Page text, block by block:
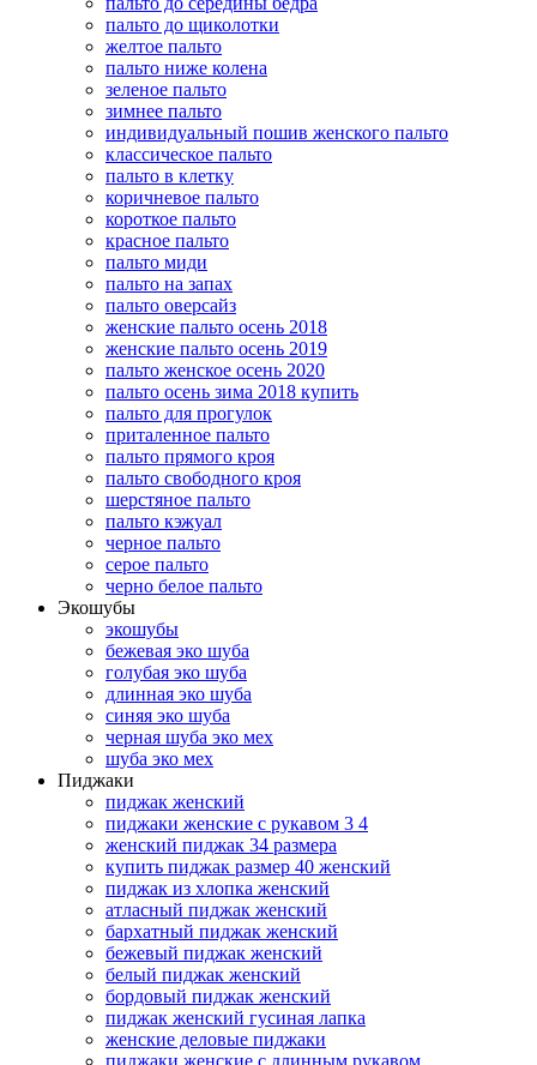
пальто до щиколотки
желтое пальто
пальто ниже колена
зеленое пальто
зимнее пальто
индивидуальный пошив женского пальто
классическое пальто
пальто в клетку
коричневое пальто
короткое пальто
красное пальто
пальто миди
пальто на запах
пальто оверсайз
женские пальто осень 2018
женские пальто осень 2019
пальто женское осень 2020
пальто осень зима 2018 купить
пальто для прогулок
приталенное пальто
пальто прямого кроя
пальто свободного кроя
шерстяное пальто
пальто кэжуал
черное пальто
серое пальто
черно белое пальто
Экошубы
экошубы
бежевая эко шуба
голубая эко шуба
длинная эко шуба
синяя эко шуба
черная шуба эко мех
шуба эко мех
Пиджаки
пиджак женский
пиджаки женские с рукавом 3 4
женский пиджак 34 размера
купить пиджак размер 40 женский
пиджак из хлопка женский
атласный пиджак женский
бархатный пиджак женский
бежевый пиджак женский
белый пиджак женский
бордовый пиджак женский
пиджак женский гусиная лапка
женские деловые пиджаки
пиджаки женские с длинным рукавом